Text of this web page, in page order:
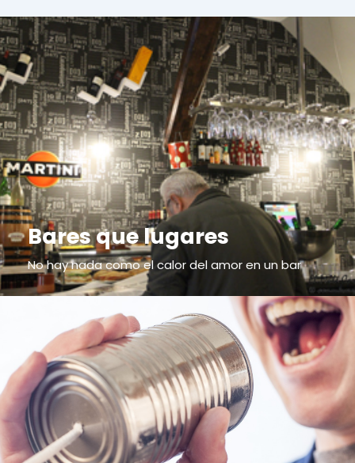
Bares que lugares
No hay nada como el calor del amor en un bar